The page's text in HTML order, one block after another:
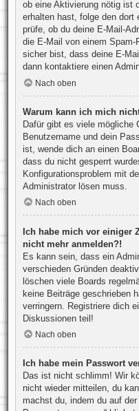
ob eine Aktivierung nötig ist
erhalten hast, folge den dort
prüfe, ob du deine E-Mail-
die E-Mail von einem
sicher bist, dass deine E-
dann kontaktiere einen
Nach oben
Warum kann ich mich
Dafür gibt es viele mögliche
Benutzername und dein
ist, wende dich an einen
dass du nicht gesperrt
Konfigurationsproblem mit
Administrator lösen muss.
Nach oben
Ich habe mich vor einiger
nicht mehr anmelden?!
Es kann sein, dass ein
verschieden Gründen
löschen viele Boards
keine Beiträge geschrieben
verringern. Registriere dich
Diskussionen teil!
Nach oben
Ich habe mein Passwort
Das ist nicht schlimm! Wir
nicht wieder mitteilen, du
machst du, indem du auf